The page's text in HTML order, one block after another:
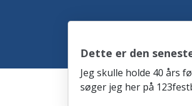
Dette er den
Jeg skulle holde 40 års
søger jeg her på